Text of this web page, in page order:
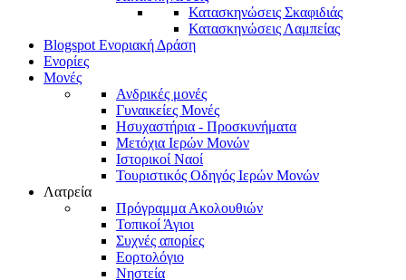
Κατασκηνώσεις Σκαφιδιάς
Κατασκηνώσεις Λαμπείας
Blogspot Ενοριακή Δράση
Ενορίες
Μονές
Ανδρικές μονές
Γυναικείες Μονές
Ησυχαστήρια - Προσκυνήματα
Μετόχια Ιερών Μονών
Ιστορικοί Ναοί
Τουριστικός Οδηγός Ιερών Μονών
Λατρεία
Πρόγραμμα Ακολουθιών
Τοπικοί Άγιοι
Συχνές απορίες
Εορτολόγιο
Νηστεία